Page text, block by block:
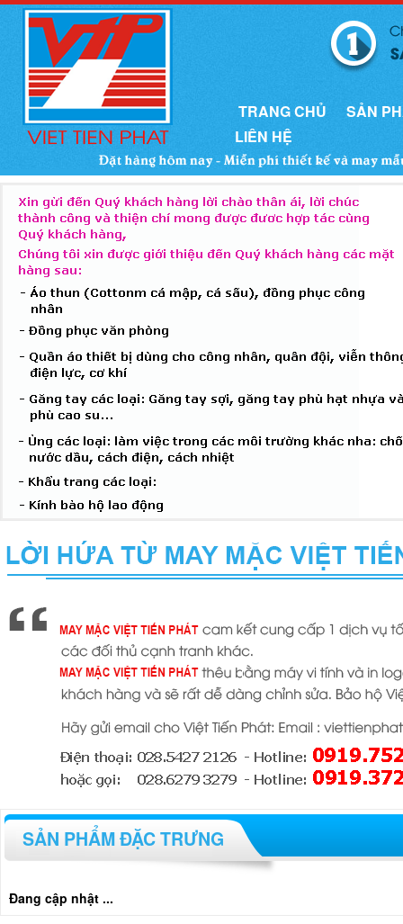
TRANG CHỦ
SẢN
LIÊN HỆ
SẢN PHẨM ĐẶC TRƯNG
Đang cập nhật ...